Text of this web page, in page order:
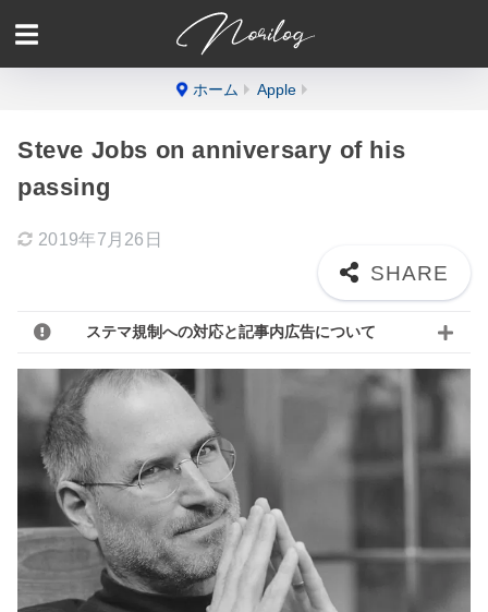
ホーム Apple
Steve Jobs on anniversary of his
passing
2019年7月26日
ステマ規制への対応と記事内広告について